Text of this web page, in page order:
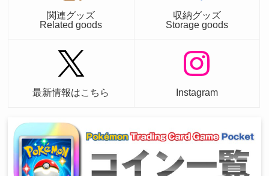
関連グッズ
Related goods
収納グッズ
Storage goods
最新情報はこちら Instagram